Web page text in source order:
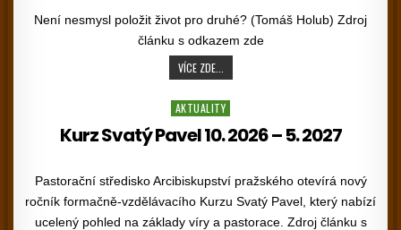
Není nesmysl položit život pro druhé? (Tomáš Holub) Zdroj
článku s odkazem zde
VÍCE ZDE...
Posted in
AKTUALITY
Kurz Svatý Pavel 10. 2026 – 5. 2027
Pastorační středisko Arcibiskupství pražského otevírá nový
ročník formačně-vzdělávacího Kurzu Svatý Pavel, který nabízí
ucelený pohled na základy víry a pastorace. Zdroj článku s